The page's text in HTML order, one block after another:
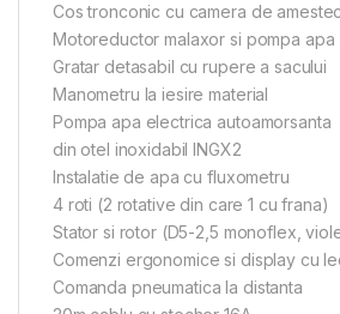
Cos tronconic cu camera de
Motoreductor malaxor si pompa apa
Gratar detasabil cu rupere a sacului
Manometru la iesire material
Pompa apa electrica autoamorsanta
din otel inoxidabil INGX2
Instalatie de apa cu fluxometru
4 roti (2 rotative din care 1 cu frana)
Stator si rotor (D5-2,5 monoflex,
Comenzi ergonomice si display cu
Comanda pneumatica la distanta